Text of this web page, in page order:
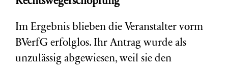
Im Ergebnis blieben die Veranstalter vorm
BVerfG erfolglos. Ihr Antrag wurde als
unzulässig abgewiesen, weil sie den